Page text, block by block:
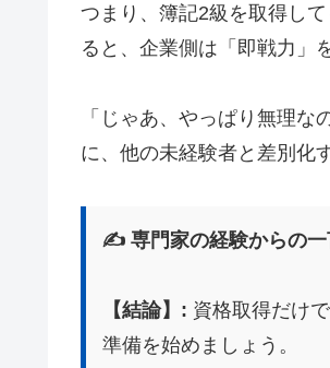
つまり、簿記2級を取得し
ると、企業側は「即戦力」
「じゃあ、やっぱり無理
に、他の未経験者と差別化
✍️ 専門家の経験からの一
【結論】: 資格取得だけ
準備を始めましょう。